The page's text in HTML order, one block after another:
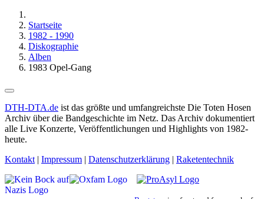
Startseite
1982 - 1990
Diskographie
Alben
1983 Opel-Gang
DTH-DTA.de ist das größte und umfangreichste Die Toten Hosen
Archiv über die Bandgeschichte im Netz. Das Archiv dokumentiert
alle Live Konzerte, Veröffentlichungen und Highlights von 1982-
heute.
Kontakt | Impressum | Datenschutzerklärung | Raketentechnik